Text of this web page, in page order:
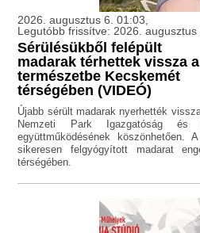
2026. augusztus 6. 01:03,
Legutóbb frissítve: 2026. augusztus
Sérülésükből felépült
madarak térhettek vissza a
természetbe Kecskemét
térségében (VIDEÓ)
Újabb sérült madarak nyerhették
Nemzeti Park Igazgatóság és
együttműködésének köszönhetően.
sikeresen felgyógyított madarat
térségében.